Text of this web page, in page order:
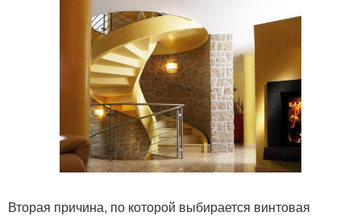
Вторая причина, по которой выбирается винтовая